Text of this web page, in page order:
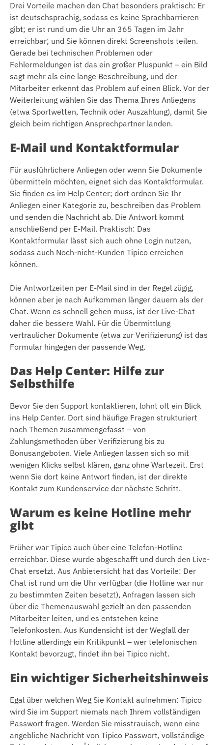
Drei Vorteile machen den Chat besonders praktisch: Er
ist deutschsprachig, sodass es keine Sprachbarrieren
gibt; er ist rund um die Uhr an 365 Tagen im Jahr
erreichbar; und Sie können direkt Screenshots teilen.
Gerade bei technischen Problemen oder
Fehlermeldungen ist das ein großer Pluspunkt – ein Bild
sagt mehr als eine lange Beschreibung, und der
Mitarbeiter erkennt das Problem auf einen Blick. Vor der
Weiterleitung wählen Sie das Thema Ihres Anliegens
(etwa Sportwetten, Technik oder Auszahlung), damit Sie
gleich beim richtigen Ansprechpartner landen.
E-Mail und Kontaktformular
Für ausführlichere Anliegen oder wenn Sie Dokumente
übermitteln möchten, eignet sich das Kontaktformular.
Sie finden es im Help Center; dort ordnen Sie Ihr
Anliegen einer Kategorie zu, beschreiben das Problem
und senden die Nachricht ab. Die Antwort kommt
anschließend per E-Mail. Praktisch: Das
Kontaktformular lässt sich auch ohne Login nutzen,
sodass auch Noch-nicht-Kunden Tipico erreichen
können.
Die Antwortzeiten per E-Mail sind in der Regel zügig,
können aber je nach Aufkommen länger dauern als der
Chat. Wenn es schnell gehen muss, ist der Live-Chat
daher die bessere Wahl. Für die Übermittlung
vertraulicher Dokumente (etwa zur Verifizierung) ist das
Formular hingegen der passende Weg.
Das Help Center: Hilfe zur
Selbsthilfe
Bevor Sie den Support kontaktieren, lohnt oft ein Blick
ins Help Center. Dort sind häufige Fragen strukturiert
nach Themen zusammengefasst – von
Zahlungsmethoden über Verifizierung bis zu
Bonusangeboten. Viele Anliegen lassen sich so mit
wenigen Klicks selbst klären, ganz ohne Wartezeit. Erst
wenn Sie dort keine Antwort finden, ist der direkte
Kontakt zum Kundenservice der nächste Schritt.
Warum es keine Hotline mehr
gibt
Früher war Tipico auch über eine Telefon-Hotline
erreichbar. Diese wurde abgeschafft und durch den Live-
Chat ersetzt. Aus Anbietersicht hat das Vorteile: Der
Chat ist rund um die Uhr verfügbar (die Hotline war nur
zu bestimmten Zeiten besetzt), Anfragen lassen sich
über die Themenauswahl gezielt an den passenden
Mitarbeiter leiten, und es entstehen keine
Telefonkosten. Aus Kundensicht ist der Wegfall der
Hotline allerdings ein Kritikpunkt – wer telefonischen
Kontakt bevorzugt, findet ihn bei Tipico nicht.
Ein wichtiger Sicherheitshinweis
Egal über welchen Weg Sie Kontakt aufnehmen: Tipico
wird Sie im Support niemals nach Ihrem vollständigen
Passwort fragen. Werden Sie misstrauisch, wenn eine
angebliche Nachricht von Tipico Passwort, vollständige